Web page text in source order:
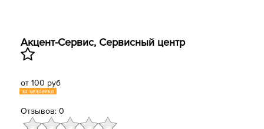
Акцент-Сервис, ​Сервисный центр
от 100 руб
за человека
Отзывов: 0